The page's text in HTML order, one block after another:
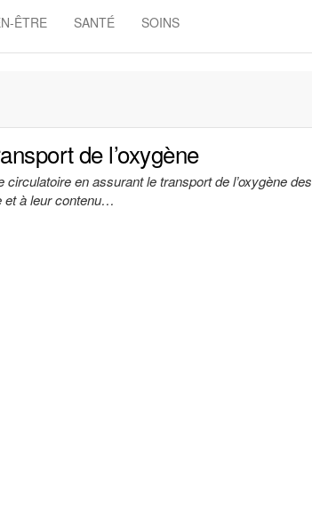
ÊTRE SANTÉ SOINS
de l’oxygène
en assurant le transport de l’oxygène des
et à leur contenu…